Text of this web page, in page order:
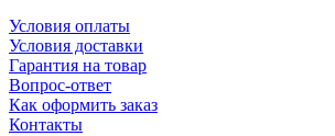
Условия оплаты
Условия доставки
Гарантия на товар
Вопрос-ответ
Как оформить заказ
Контакты